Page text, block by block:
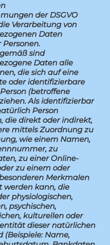
der DSGVO
Verarbeitung von
Daten
sind
Daten alle
die sich auf eine
oder identifizierbare
(betroffene
Als identifizierbar
Person
die direkt oder indirekt,
mittels Zuordnung zu
wie einem Namen,
zu
zu einer Online-
zu einem oder
Merkmalen
werden kann, die
physiologischen,
psychischen,
kulturellen oder
dieser natürlichen
(Beispiele: Name,